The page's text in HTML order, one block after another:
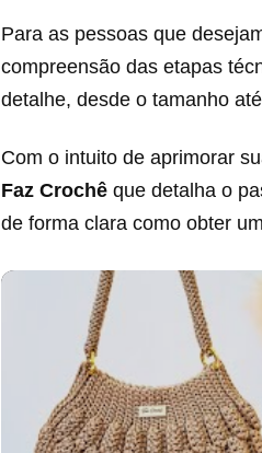
Para as pessoas que
compreensão das etapas
detalhe, desde o tamanho
Com o intuito de aprimorar
Faz Crochê que detalha o
de forma clara como obter